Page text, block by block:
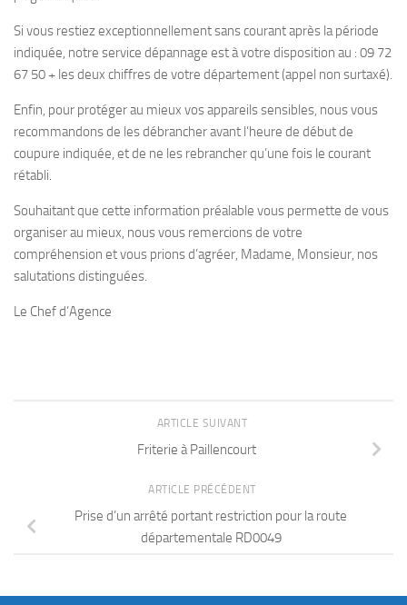
Si vous restiez exceptionnellement sans courant après la période
indiquée, notre service dépannage est à votre disposition au : 09 72
67 50 + les deux chiffres de votre département (appel non surtaxé).
Enfin, pour protéger au mieux vos appareils sensibles, nous vous
recommandons de les débrancher avant l’heure de début de
coupure indiquée, et de ne les rebrancher qu’une fois le courant
rétabli.
Souhaitant que cette information préalable vous permette de vous
organiser au mieux, nous vous remercions de votre
compréhension et vous prions d’agréer, Madame, Monsieur, nos
salutations distinguées.
Le Chef d’Agence
ARTICLE SUIVANT
Friterie à Paillencourt
ARTICLE PRÉCÉDENT
Prise d’un arrêté portant restriction pour la route
départementale RD0049